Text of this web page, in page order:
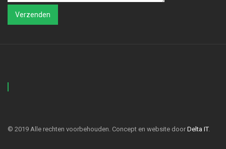
© 2019 Alle rechten voorbehouden. Concept en website door Delta IT.